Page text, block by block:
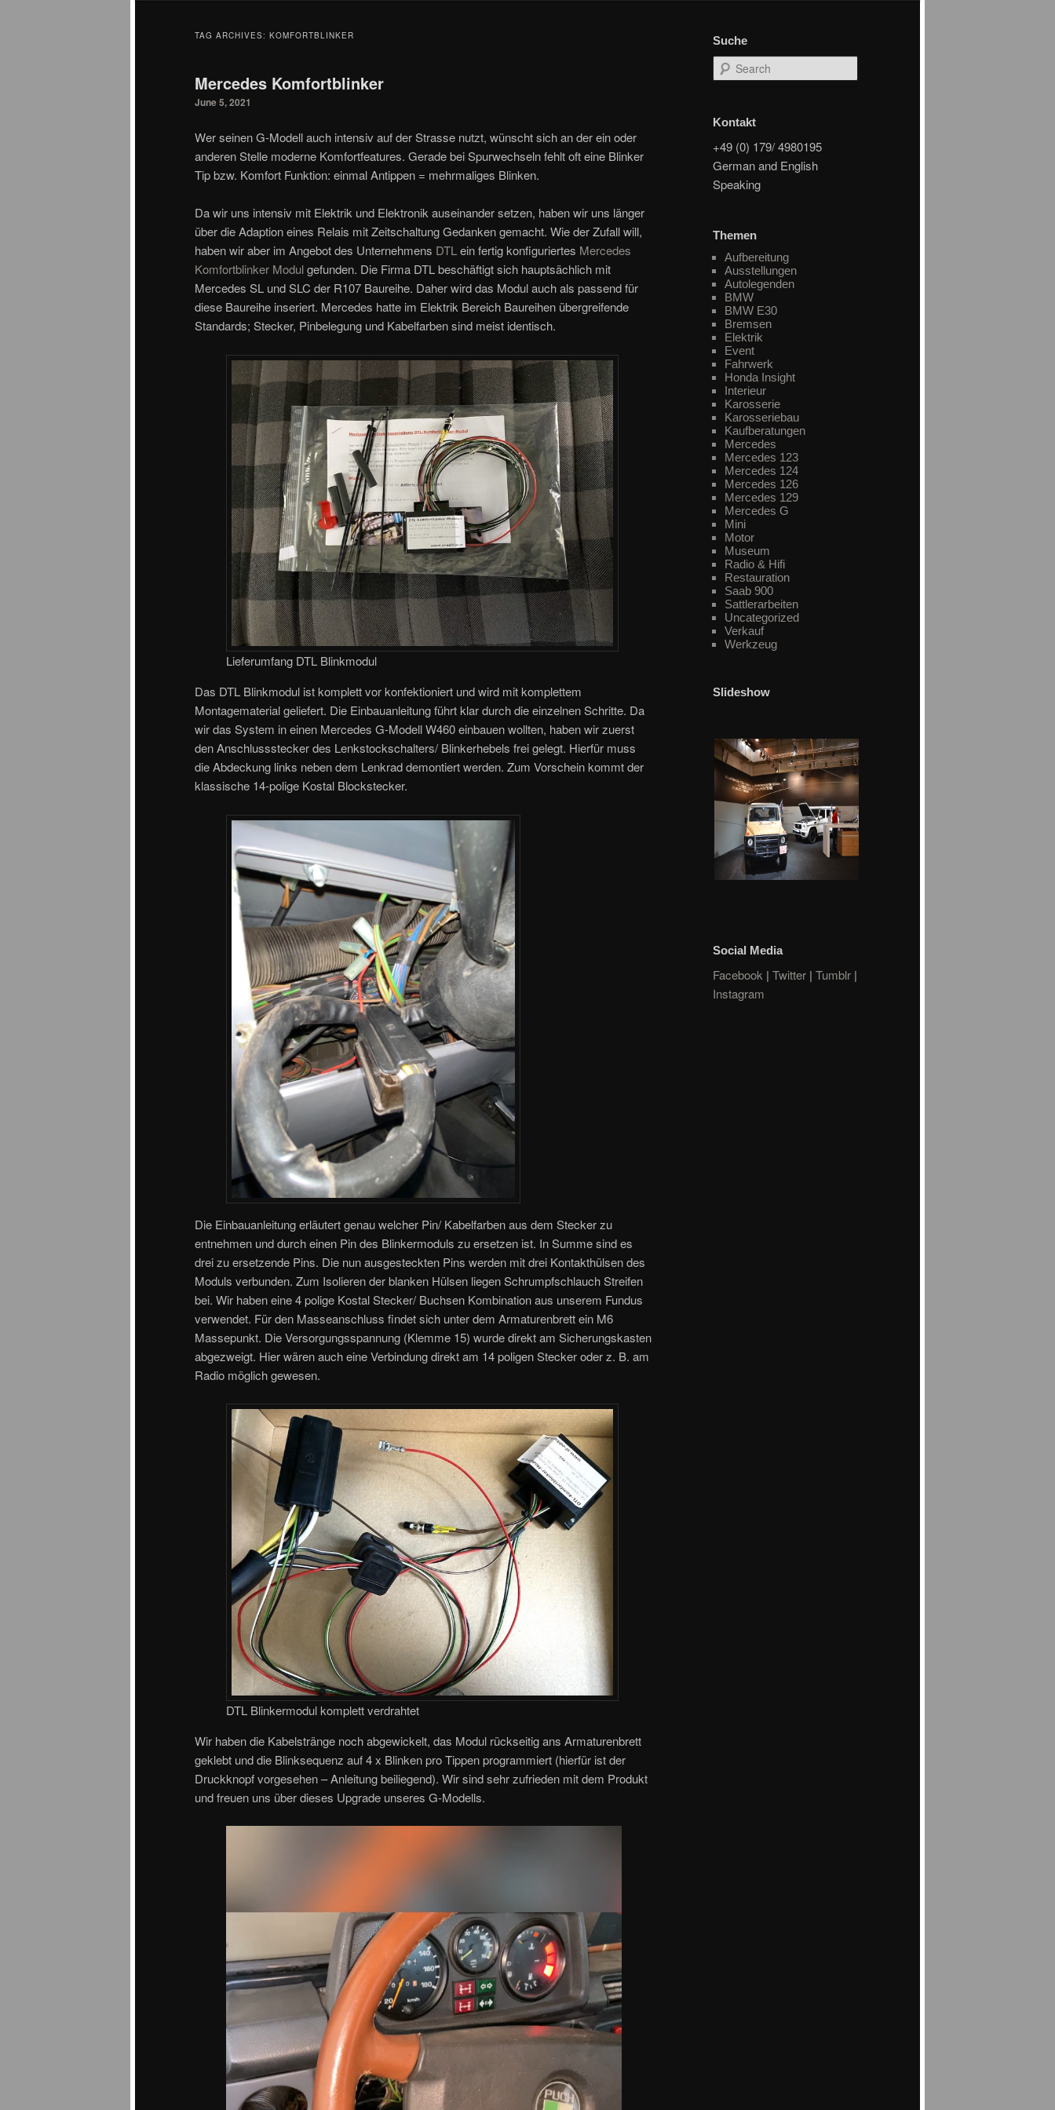
TAG ARCHIVES: KOMFORTBLINKER
Mercedes Komfortblinker
June 5, 2021
Wer seinen G-Modell auch intensiv auf der Strasse nutzt, wünscht sich an der ein oder
anderen Stelle moderne Komfortfeatures. Gerade bei Spurwechseln fehlt oft eine Blinker
Tip bzw. Komfort Funktion: einmal Antippen = mehrmaliges Blinken.
Da wir uns intensiv mit Elektrik und Elektronik auseinander setzen, haben wir uns länger
über die Adaption eines Relais mit Zeitschaltung Gedanken gemacht. Wie der Zufall will,
haben wir aber im Angebot des Unternehmens DTLein fertig konfiguriertes Mercedes
Komfortblinker Modulgefunden. Die Firma DTL beschäftigt sich hauptsächlich mit
Mercedes SL und SLC der R107 Baureihe. Daher wird das Modul auch als passend für
diese Baureihe inseriert. Mercedes hatte im Elektrik Bereich Baureihen übergreifende
Standards; Stecker, Pinbelegung und Kabelfarben sind meist identisch.
Lieferumfang DTL Blinkmodul
Das DTL Blinkmodul ist komplett vor konfektioniert und wird mit komplettem
Montagematerial geliefert. Die Einbauanleitung führt klar durch die einzelnen Schritte. Da
wir das System in einen Mercedes G-Modell W460 einbauen wollten, haben wir zuerst
den Anschlussstecker des Lenkstockschalters/ Blinkerhebels frei gelegt. Hierfür muss
die Abdeckung links neben dem Lenkrad demontiert werden. Zum Vorschein kommt der
klassische 14-polige Kostal Blockstecker.
Die Einbauanleitung erläutert genau welcher Pin/ Kabelfarben aus dem Stecker zu
entnehmen und durch einen Pin des Blinkermoduls zu ersetzen ist. In Summe sind es
drei zu ersetzende Pins. Die nun ausgesteckten Pins werden mit drei Kontakthülsen des
Moduls verbunden. Zum Isolieren der blanken Hülsen liegen Schrumpfschlauch Streifen
bei. Wir haben eine 4 polige Kostal Stecker/ Buchsen Kombination aus unserem Fundus
verwendet. Für den Masseanschluss findet sich unter dem Armaturenbrett ein M6
Massepunkt. Die Versorgungsspannung (Klemme 15) wurde direkt am Sicherungskasten
abgezweigt. Hier wären auch eine Verbindung direkt am 14 poligen Stecker oder z. B. am
Radio möglich gewesen.
DTL Blinkermodul komplett verdrahtet
Wir haben die Kabelstränge noch abgewickelt, das Modul rückseitig ans Armaturenbrett
geklebt und die Blinksequenz auf 4 x Blinken pro Tippen programmiert (hierfür ist der
Druckknopf vorgesehen – Anleitung beiliegend). Wir sind sehr zufrieden mit dem Produkt
und freuen uns über dieses Upgrade unseres G-Modells.
Suche
Search
Kontakt
+49 (0) 179/ 4980195
German and English
Speaking
Themen
Aufbereitung
Ausstellungen
Autolegenden
BMW
BMW E30
Bremsen
Elektrik
Event
Fahrwerk
Honda Insight
Interieur
Karosserie
Karosseriebau
Kaufberatungen
Mercedes
Mercedes 123
Mercedes 124
Mercedes 126
Mercedes 129
Mercedes G
Mini
Motor
Museum
Radio & Hifi
Restauration
Saab 900
Sattlerarbeiten
Uncategorized
Verkauf
Werkzeug
Slideshow
Social Media
Facebook | Twitter | Tumblr |
Instagram